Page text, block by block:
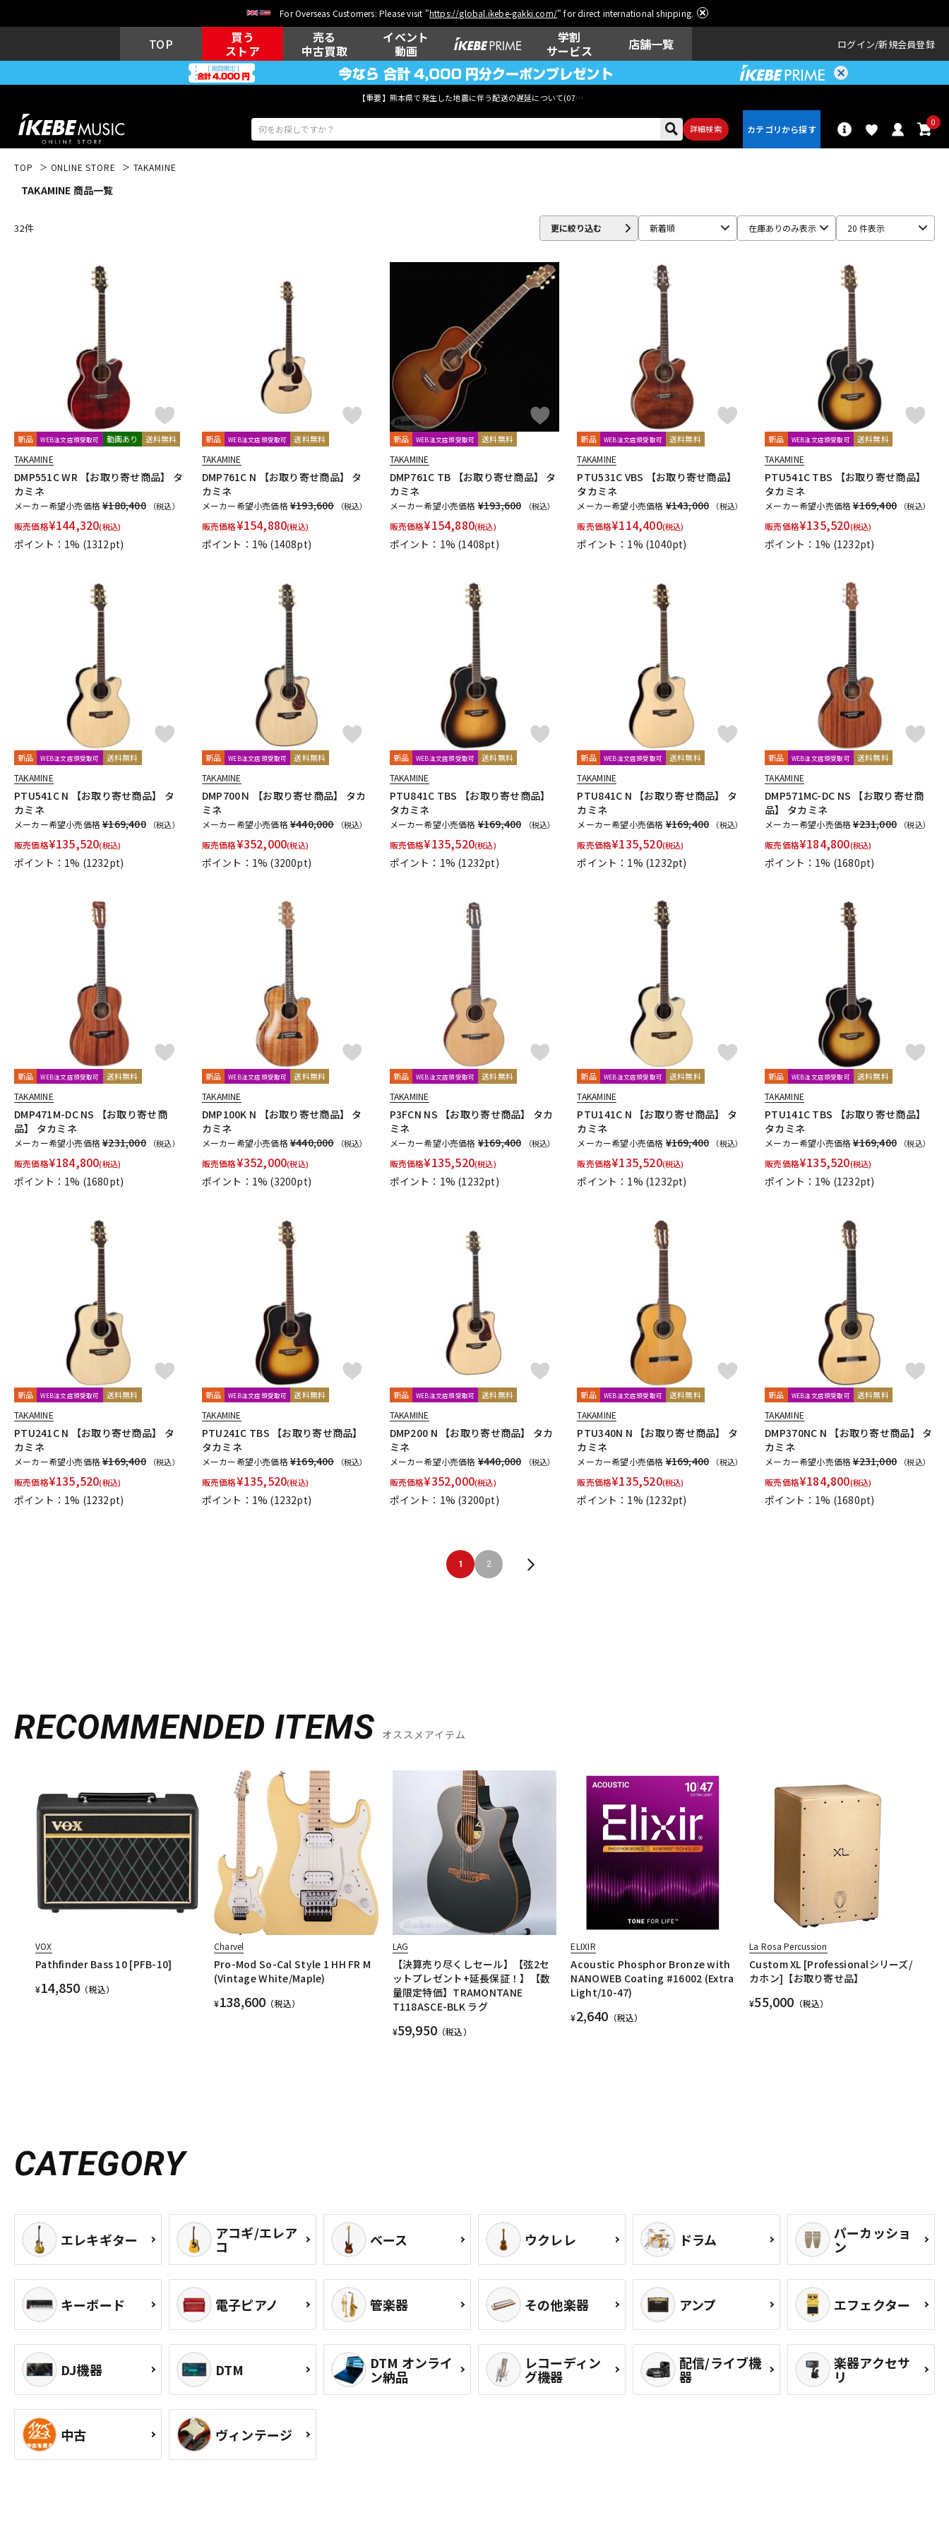
For Overseas Customers: Please visit "https://global.ikebe-gakki.com/" for direct international shipping.
TOP
買う
ストア
売る
中古買取
イベント
動画
学割
サービス
店舗一覧 ログイン 新規会員登録
【重要】熊本県で発生した地震に伴う配送の遅延について(07月29日
詳細検索
0
キーボード 管楽器 その他楽器 アンプ エフェクター
DJ機器 DTM オンラ 配信/ライブ
機器
楽器アクセサ
中古 ヴィンテージ
TOP ONLINE STORE TAKAMINE
TAKAMINE 商品一覧
32件 更に絞り込む 新着順 在庫ありのみ表示 20 件表示
新品 WEB注文店頭受取可 動画あり 送料無料
TAKAMINE
DMP551C WR 【お取り寄せ商品】 タ
カミネ
メーカー希望小売価格¥180,400 （税込）
販売価格¥144,320(税込)
ポイント：1% (1312pt)
新品 WEB注文店頭受取可 送料無料
TAKAMINE
DMP761C N 【お取り寄せ商品】 タ
カミネ
メーカー希望小売価格¥193,600 （税込）
販売価格¥154,880(税込)
ポイント：1% (1408pt)
新品 WEB注文店頭受取可 送料無料
TAKAMINE
DMP761C TB 【お取り寄せ商品】 タ
カミネ
メーカー希望小売価格 ¥193,600 （税込）
販売価格¥154,880(税込)
ポイント：1% (1408pt)
新品 WEB注文店頭受取可 送料無料
TAKAMINE
PTU531C VBS 【お取り寄せ商品】
タカミネ
メーカー希望小売価格 ¥143,000 （税込）
販売価格¥114,400(税込)
ポイント：1% (1040pt)
新品 WEB注文店頭受取可 送料無料
TAKAMINE
PTU541C TBS 【お取り寄せ商品】
タカミネ
メーカー希望小売価格¥169,400 （税込）
販売価格¥135,520(税込)
ポイント：1% (1232pt)
新品 WEB注文店頭受取可 送料無料
TAKAMINE
PTU541C N 【お取り寄せ商品】 タ
カミネ
メーカー希望小売価格¥169,400 （税込）
販売価格¥135,520(税込)
ポイント：1% (1232pt)
新品 WEB注文店頭受取可 送料無料
TAKAMINE
DMP700Ｎ 【お取り寄せ商品】 タカ
ミネ
メーカー希望小売価格¥440,000 （税込）
販売価格¥352,000(税込)
ポイント：1% (3200pt)
新品 WEB注文店頭受取可 送料無料
TAKAMINE
PTU841C TBS 【お取り寄せ商品】
タカミネ
メーカー希望小売価格 ¥169,400 （税込）
販売価格¥135,520(税込)
ポイント：1% (1232pt)
新品 WEB注文店頭受取可 送料無料
TAKAMINE
PTU841C N 【お取り寄せ商品】 タ
カミネ
メーカー希望小売価格 ¥169,400 （税込）
販売価格¥135,520(税込)
ポイント：1% (1232pt)
新品 WEB注文店頭受取可 送料無料
TAKAMINE
DMP571MC-DC NS 【お取り寄せ商
品】 タカミネ
メーカー希望小売価格¥231,000 （税込）
販売価格¥184,800(税込)
ポイント：1% (1680pt)
新品 WEB注文店頭受取可 送料無料
TAKAMINE
DMP471M-DC NS 【お取り寄せ商
品】 タカミネ
メーカー希望小売価格¥231,000 （税込）
販売価格¥184,800(税込)
ポイント：1% (1680pt)
新品 WEB注文店頭受取可 送料無料
TAKAMINE
DMP100K N 【お取り寄せ商品】 タ
カミネ
メーカー希望小売価格¥440,000 （税込）
販売価格¥352,000(税込)
ポイント：1% (3200pt)
新品 WEB注文店頭受取可 送料無料
TAKAMINE
P3FCN NS 【お取り寄せ商品】 タカ
ミネ
メーカー希望小売価格 ¥169,400 （税込）
販売価格¥135,520(税込)
ポイント：1% (1232pt)
新品 WEB注文店頭受取可 送料無料
TAKAMINE
PTU141C N 【お取り寄せ商品】 タ
カミネ
メーカー希望小売価格 ¥169,400 （税込）
販売価格¥135,520(税込)
ポイント：1% (1232pt)
新品 WEB注文店頭受取可 送料無料
TAKAMINE
PTU141C TBS 【お取り寄せ商品】
タカミネ
メーカー希望小売価格¥169,400 （税込）
販売価格¥135,520(税込)
ポイント：1% (1232pt)
新品 WEB注文店頭受取可 送料無料
TAKAMINE
PTU241C N 【お取り寄せ商品】 タ
カミネ
メーカー希望小売価格¥169,400 （税込）
販売価格¥135,520(税込)
ポイント：1% (1232pt)
新品 WEB注文店頭受取可 送料無料
TAKAMINE
PTU241C TBS 【お取り寄せ商品】
タカミネ
メーカー希望小売価格¥169,400 （税込）
販売価格¥135,520(税込)
ポイント：1% (1232pt)
新品 WEB注文店頭受取可 送料無料
TAKAMINE
DMP200 N 【お取り寄せ商品】 タカ
ミネ
メーカー希望小売価格 ¥440,000 （税込）
販売価格¥352,000(税込)
ポイント：1% (3200pt)
新品 WEB注文店頭受取可 送料無料
TAKAMINE
PTU340N N 【お取り寄せ商品】 タ
カミネ
メーカー希望小売価格 ¥169,400 （税込）
販売価格¥135,520(税込)
ポイント：1% (1232pt)
新品 WEB注文店頭受取可 送料無料
TAKAMINE
DMP370NC N 【お取り寄せ商品】 タ
カミネ
メーカー希望小売価格¥231,000 （税込）
販売価格¥184,800(税込)
ポイント：1% (1680pt)
1 2
RECOMMENDED ITEMS オススメアイテム
VOX
Pathfinder Bass 10 [PFB-10]
¥14,850 （税込）
Charvel
Pro-Mod So-Cal Style 1 HH FR M
(Vintage White/Maple)
¥138,600 （税込）
LAG
【決算売り尽くしセール】【弦2セ
ットプレゼント+延長保証！】【数
量限定特価】TRAMONTANE
T118ASCE-BLK ラグ
¥59,950 （税込）
ELIXIR
Acoustic Phosphor Bronze with
NANOWEB Coating #16002 (Extra
Light/10-47)
¥2,640 （税込）
La Rosa Percussion
Custom XL [Professionalシリーズ/
カホン]【お取り寄せ品】
¥55,000 （税込）
CATEGORY
エレキギター アコギ/エレア
コ ベース ウクレレ ドラム パーカッショ
ン
キーボード 電子ピアノ 管楽器 その他楽器 アンプ エフェクター
DJ機器 DTM DTM オンライ
ン納品
レコーディン
グ機器
配信/ライブ機
器
楽器アクセサ
リ
中古 ヴィンテージ